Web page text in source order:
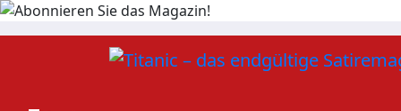
Zum